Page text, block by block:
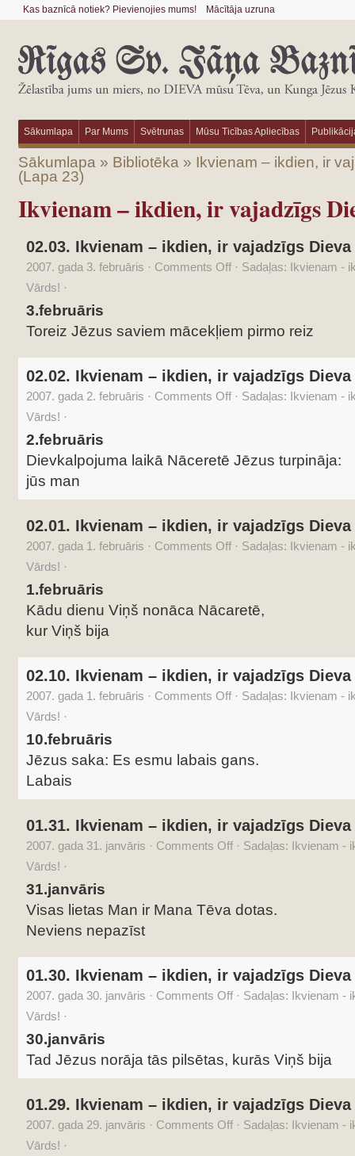
Kas baznīcā notiek? Pievienojies mums! Mācītāja uzruna
Sākumlapa Par Mums Svētrunas Mūsu Ticības Apliecības
Sākumlapa » Bibliotēka » Ikvienam – ikdien, ir
(Lapa 23)
Ikvienam – ikdien, ir vajadzīgs
02.03. Ikvienam – ikdien, ir vajadzīgs Dieva
2007. gada 3. februāris · Comments Off · Sadaļas: Ikvienam -
Vārds! ·
3.februāris
Toreiz Jēzus saviem mācekļiem pirmo reiz
02.02. Ikvienam – ikdien, ir vajadzīgs Dieva
2007. gada 2. februāris · Comments Off · Sadaļas: Ikvienam -
Vārds! ·
2.februāris
Dievkalpojuma laikā Nāceretē Jēzus turpināja:
jūs man
02.01. Ikvienam – ikdien, ir vajadzīgs Dieva
2007. gada 1. februāris · Comments Off · Sadaļas: Ikvienam -
Vārds! ·
1.februāris
Kādu dienu Viņš nonāca Nācaretē,
kur Viņš bija
02.10. Ikvienam – ikdien, ir vajadzīgs Dieva
2007. gada 1. februāris · Comments Off · Sadaļas: Ikvienam -
Vārds! ·
10.februāris
Jēzus saka: Es esmu labais gans.
Labais
01.31. Ikvienam – ikdien, ir vajadzīgs Dieva
2007. gada 31. janvāris · Comments Off · Sadaļas: Ikvienam -
Vārds! ·
31.janvāris
Visas lietas Man ir Mana Tēva dotas.
Neviens nepazīst
01.30. Ikvienam – ikdien, ir vajadzīgs Dieva
2007. gada 30. janvāris · Comments Off · Sadaļas: Ikvienam -
Vārds! ·
30.janvāris
Tad Jēzus norāja tās pilsētas, kurās Viņš bija
01.29. Ikvienam – ikdien, ir vajadzīgs Dieva
2007. gada 29. janvāris · Comments Off · Sadaļas: Ikvienam -
Vārds! ·